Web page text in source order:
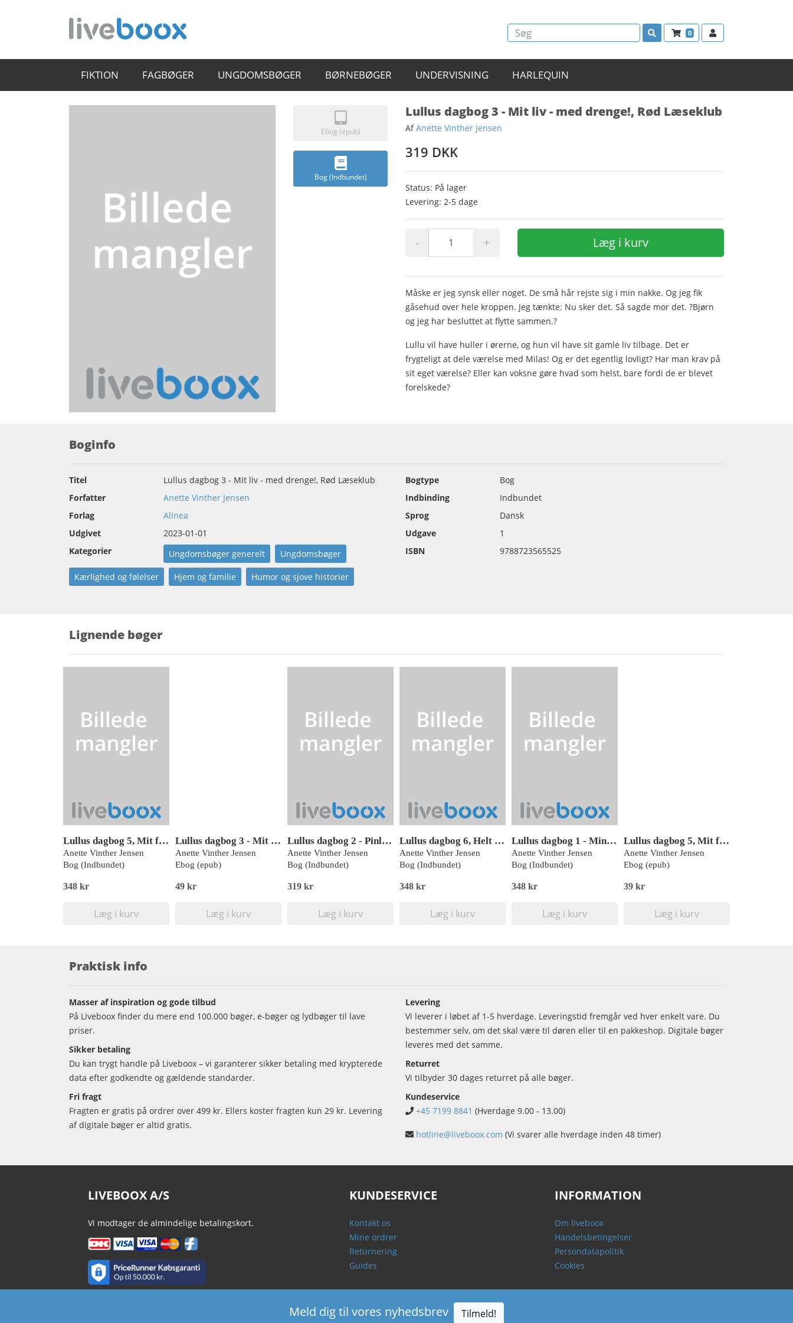
0
FIKTION FAGBØGER UNGDOMSBØGER BØRNEBØGER UNDERVISNING HARLEQUIN
Ebog (epub)
Bog (Indbundet)
Lullus dagbog 3 - Mit liv - med drenge!, Rød Læseklub
AfAnette Vinther Jensen
319 DKK
Status: På lager
Levering: 2-5 dage
- + Læg i kurv
Måske er jeg synsk eller noget. De små hår rejste sig i min nakke. Og jeg fik
gåsehud over hele kroppen. Jeg tænkte: Nu sker det. Så sagde mor det. ?Bjørn
og jeg har besluttet at flytte sammen.?
Lullu vil have huller i ørerne, og hun vil have sit gamle liv tilbage. Det er
frygteligt at dele værelse med Milas! Og er det egentlig lovligt? Har man krav på
sit eget værelse? Eller kan voksne gøre hvad som helst, bare fordi de er blevet
forelskede?
Boginfo
Titel
Lullus dagbog 3 - Mit liv - med drenge!, Rød Læseklub
Forfatter
Anette Vinther Jensen
Forlag
Alinea
Udgivet
2023-01-01
Kategorier
Ungdomsbøger generelt Ungdomsbøger
Kærlighed og følelser Hjem og familie Humor og sjove historier
Bogtype
Bog
Indbinding
Indbundet
Sprog
Dansk
Udgave
1
ISBN
9788723565525
Lignende bøger
Lullus dagbog 5, Mit første kys - med drenge!, Rød Læseklub
Anette Vinther Jensen
Bog (Indbundet)
348 kr
Læg i kurv
Lullus dagbog 3 - Mit liv - med drenge!, Rød Læseklub
Anette Vinther Jensen
Ebog (epub)
49 kr
Læg i kurv
Lullus dagbog 2 - Pinlig jul - med drenge!, Rød læseklub
Anette Vinther Jensen
Bog (Indbundet)
319 kr
Læg i kurv
Lullus dagbog 6, Helt desperado - med flere drenge! Rød Læseklub
Anette Vinther Jensen
Bog (Indbundet)
348 kr
Læg i kurv
Lullus dagbog 1 - Min værste ferie - med drenge!, Rød Læseklub
Anette Vinther Jensen
Bog (Indbundet)
348 kr
Læg i kurv
Lullus dagbog 5, Mit første kys - med drenge!, Rød Læseklub
Anette Vinther Jensen
Ebog (epub)
39 kr
Læg i kurv
Praktisk info
Masser af inspiration og gode tilbud
På Liveboox finder du mere end 100.000 bøger, e-bøger og lydbøger til lave
priser.
Sikker betaling
Du kan trygt handle på Liveboox – vi garanterer sikker betaling med krypterede
data efter godkendte og gældende standarder.
Fri fragt
Fragten er gratis på ordrer over 499 kr. Ellers koster fragten kun 29 kr. Levering
af digitale bøger er altid gratis.
Levering
Vi leverer i løbet af 1-5 hverdage. Leveringstid fremgår ved hver enkelt vare. Du
bestemmer selv, om det skal være til døren eller til en pakkeshop. Digitale bøger
leveres med det samme.
Returret
Vi tilbyder 30 dages returret på alle bøger.
Kundeservice
+45 7199 8841 (Hverdage 9.00 - 13.00)
hotline@liveboox.com (Vi svarer alle hverdage inden 48 timer)
LIVEBOOX A/S
Vi modtager de almindelige betalingskort.
KUNDESERVICE
Kontakt os
Mine ordrer
Returnering
Guides
INFORMATION
Om liveboox
Handelsbetingelser
Persondatapolitik
Cookies
Meld dig til vores nyhedsbrev Tilmeld!